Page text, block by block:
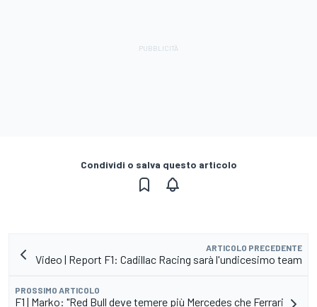
Condividi o salva questo articolo
ARTICOLO PRECEDENTE
Video | Report F1: Cadillac Racing sarà l'undicesimo team
PROSSIMO ARTICOLO
F1 | Marko: "Red Bull deve temere più Mercedes che Ferrari